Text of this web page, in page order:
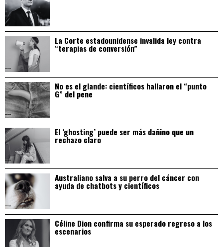
La Corte estadounidense invalida ley contra
“terapias de conversión”
No es el glande: científicos hallaron el “punto
G” del pene
El ‘ghosting’ puede ser más dañino que un
rechazo claro
Australiano salva a su perro del cáncer con
ayuda de chatbots y científicos
Céline Dion confirma su esperado regreso a los
escenarios